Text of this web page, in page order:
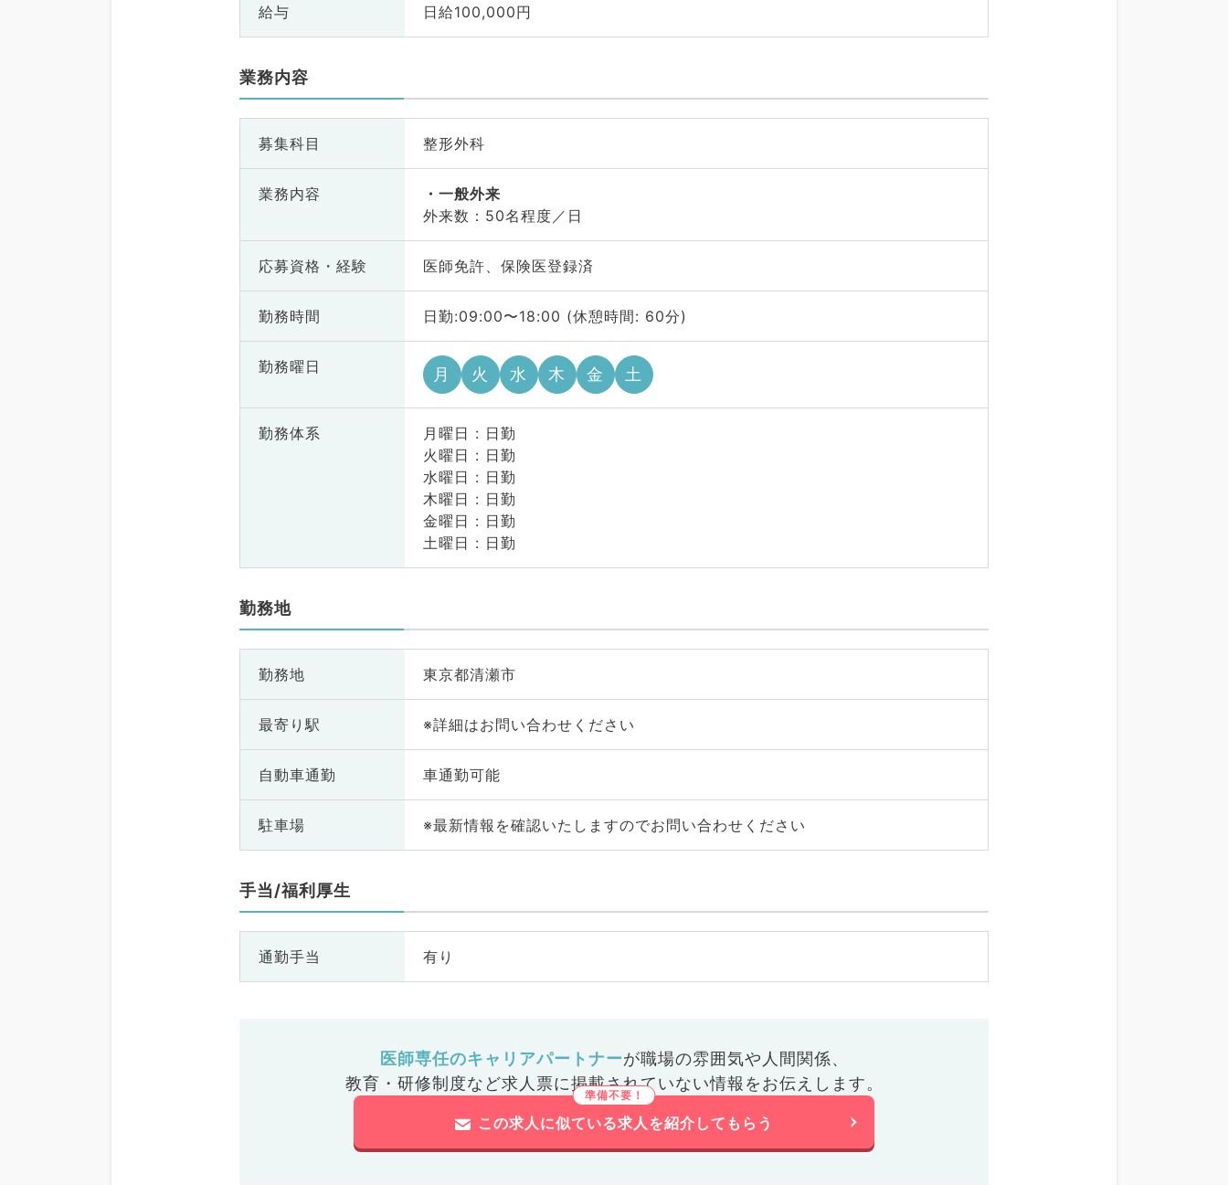
給与 日給100,000円
業務内容
募集科目 整形外科
業務内容
一般外来
外来数：50名程度／日
応募資格・ 経験 医師免許、保険医登録済
勤務時間 日勤:09:00〜18:00 (休憩時間: 60分)
勤務曜日 月 火 水 木 金 土
勤務体系
月曜日 : 日勤
火曜日 : 日勤
水曜日 : 日勤
木曜日 : 日勤
金曜日 : 日勤
土曜日 : 日勤
勤務地
勤務地 東京都清瀬市
最寄り駅 ※詳細はお問い合わせください
自動車通勤 車通勤可能
駐車場 ※最新情報を確認いたしますのでお問い合わせください
手当/福利厚生
通勤手当 有り
医師専任のキャリアパートナーが職場の雰囲気や人間関係、
教育・研修制度など求人票に掲載されていない情報をお伝えします。
この求人に似ている求人を紹介してもらう